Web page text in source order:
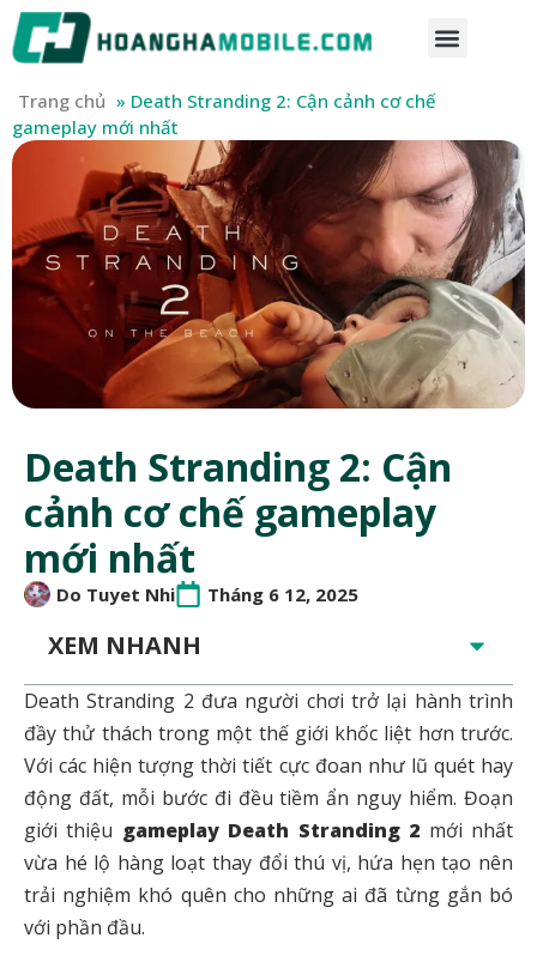
Trang chủ » Death Stranding 2: Cận cảnh cơ chế
gameplay mới nhất
Death Stranding 2: Cận
cảnh cơ chế gameplay
mới nhất
Do Tuyet Nhi Tháng 6 12, 2025
XEM NHANH
Death Stranding 2 đưa người chơi trở lại hành trình
đầy thử thách trong một thế giới khốc liệt hơn trước.
Với các hiện tượng thời tiết cực đoan như lũ quét hay
động đất, mỗi bước đi đều tiềm ẩn nguy hiểm. Đoạn
giới thiệu gameplay Death Stranding 2 mới nhất
vừa hé lộ hàng loạt thay đổi thú vị, hứa hẹn tạo nên
trải nghiệm khó quên cho những ai đã từng gắn bó
với phần đầu.